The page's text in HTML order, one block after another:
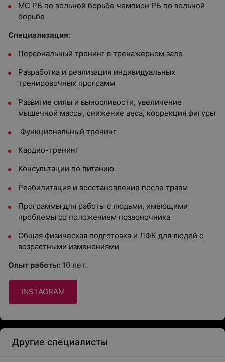
МС РБ по вольной борьбе чемпион РБ по вольной
борьбе
Специализация:
Персональный тренинг в тренажерном зале
Разработка и реализация индивидуальных
тренировочных программ
Развитие силы и выносливости, увеличение
мышечной массы, снижение веса, коррекция фигуры
Функциональный тренинг
Кардио-тренинг
Консультации по питанию
Реабилитация и восстановление после травм
Программы для работы с людьми, имеющими
проблемы со положением позвоночника
Общая физическая подготовка и ЛФК для людей с
возрастными изменениями
Опыт работы: 10 лет.
INSTAGRAM
Другие специалисты